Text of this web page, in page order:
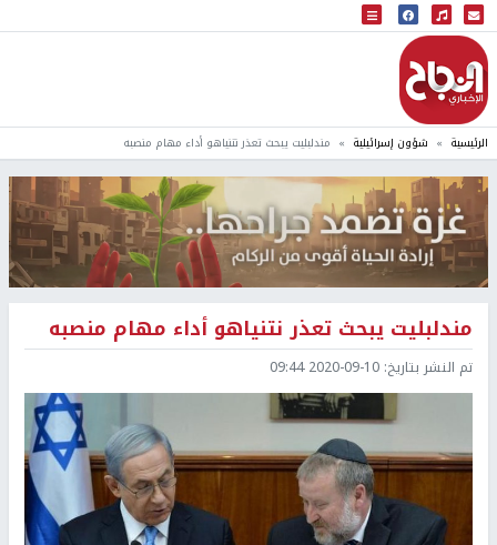
البث المباشر
إذاعة النجاح
الرئيسية شؤون إسرائيلية مندلبليت يبحث تعذر نتنياهو أداء مهام منصبه
مندلبليت يبحث تعذر نتنياهو أداء مهام منصبه
تم النشر بتاريخ: 2020-09-10 09:44